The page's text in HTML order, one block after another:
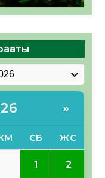
»
СБ ЖС
1 2